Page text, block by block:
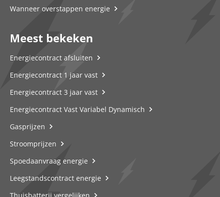
Wanneer overstappen energie
Meest bekeken
Energiecontract afsluiten
Energiecontract 1 jaar vast
Energiecontract 3 jaar vast
Energiecontract Vast Variabel Dynamisch
Gasprijzen
Stroomprijzen
Spoedaanvraag energie
Leegstandscontract energie